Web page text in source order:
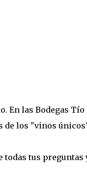
En las Bodegas Tío
de los "vinos
tus preguntas